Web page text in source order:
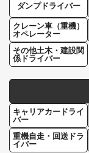
ダンプドライバー
クレーン車（重機）
オペレーター
その他土木・建設関
係ドライバー
キャリアカードライ
バー
重機自走・回送ドラ
イバー